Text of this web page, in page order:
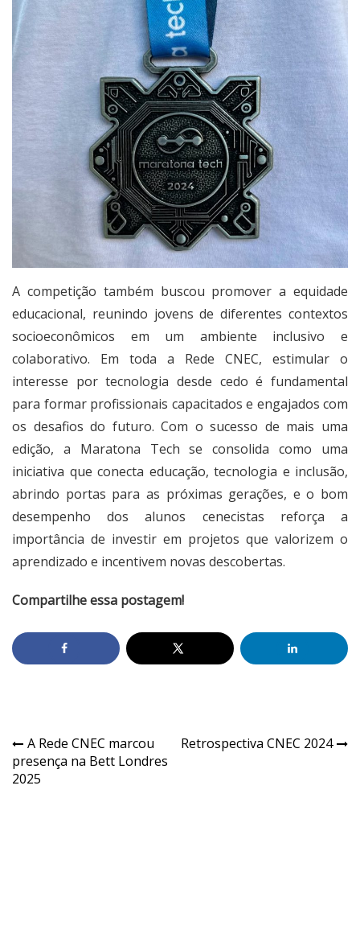
A competição também buscou promover a equidade
educacional, reunindo jovens de diferentes contextos
socioeconômicos em um ambiente inclusivo e
colaborativo. Em toda a Rede CNEC, estimular o
interesse por tecnologia desde cedo é fundamental
para formar profissionais capacitados e engajados com
os desafios do futuro. Com o sucesso de mais uma
edição, a Maratona Tech se consolida como uma
iniciativa que conecta educação, tecnologia e inclusão,
abrindo portas para as próximas gerações, e o bom
desempenho dos alunos cenecistas reforça a
importância de investir em projetos que valorizem o
aprendizado e incentivem novas descobertas.
Compartilhe essa postagem!
A Rede CNEC marcou
presença na Bett Londres
2025
Retrospectiva CNEC 2024